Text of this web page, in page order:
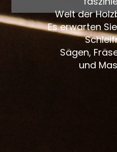
Welt der
Es erwarten
Sägen,
und